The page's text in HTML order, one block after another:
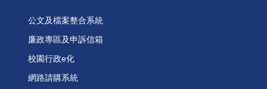
公文及檔案整合系統
廉政專區及申訴信箱
校園行政e化
網路請購系統